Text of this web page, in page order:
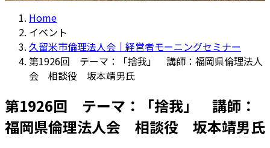
Home
イベント
久留米市倫理法人会｜経営者モーニングセミナー
第1926回 テーマ：「捨我」 講師：福岡県倫理法人
会 相談役 坂本靖男氏
第1926回 テーマ：「捨我」 講師：
福岡県倫理法人会 相談役 坂本靖男氏